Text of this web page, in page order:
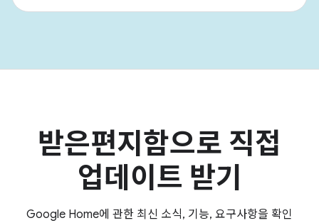
받은편지함으로 직접
업데이트 받기
Google Home에 관한 최신 소식, 기능, 요구사항을 확인